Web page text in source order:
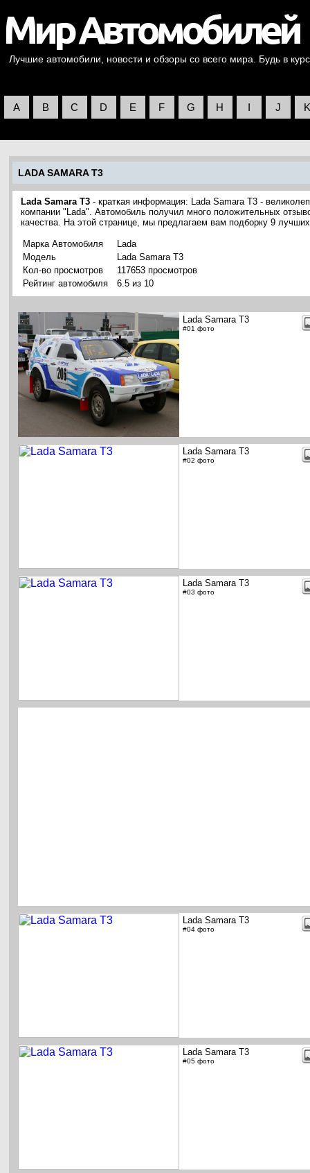
Лучшие автомобили, новости и обзоры со всего мира. Будь в
A B C D E F G H I J K
LADA SAMARA T3
Lada Samara T3 - краткая информация: Lada Samara T3 -
компании "Lada". Автомобиль получил много положительных
качества. На этой странице, мы предлагаем вам подборку 9
Марка Автомобиля
Lada
Модель
Lada Samara T3
Кол-во просмотров
117653 просмотров
Рейтинг автомобиля
6.5 из 10
Lada Samara T3
#01 фото
Lada Samara T3
#02 фото
Lada Samara T3
#03 фото
Lada Samara T3
#04 фото
Lada Samara T3
#05 фото